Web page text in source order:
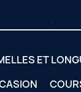
ET